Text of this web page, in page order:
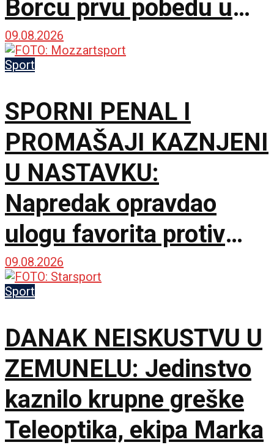
Borcu prvu pobedu u
sezoni!
09.08.2026
Sport
SPORNI PENAL I
PROMAŠAJI KAZNJENI
U NASTAVKU:
Napredak opravdao
ulogu favorita protiv
novajlije u prvenstvu!
09.08.2026
Sport
DANAK NEISKUSTVU U
ZEMUNELU: Jedinstvo
kaznilo krupne greške
Teleoptika, ekipa Marka